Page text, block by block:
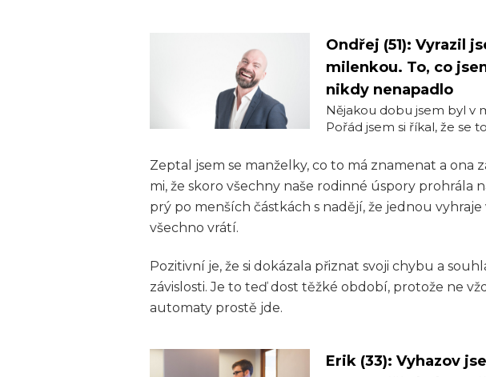
Ondřej (51): Vyrazil
milenkou. To, co
nikdy nenapadlo
Nějakou dobu jsem byl v
Pořád jsem si říkal, že se
Zeptal jsem se manželky, co to má znamenat a ona
mi, že skoro všechny naše rodinné úspory prohrála
prý po menších částkách s nadějí, že jednou
všechno vrátí.
Pozitivní je, že si dokázala přiznat svoji chybu a
závislosti. Je to teď dost těžké období, protože ne
automaty prostě jde.
Erik (33): Vyhazov